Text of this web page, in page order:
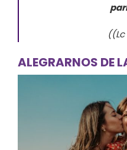
((Lc
ALEGRARNOS DE